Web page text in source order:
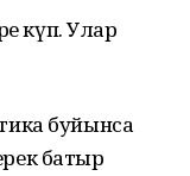
күп. Улар
буйынса
батыр